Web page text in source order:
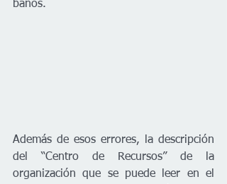
baños.
Además de esos errores, la descripción
del “Centro de Recursos” de la
organización que se puede leer en el